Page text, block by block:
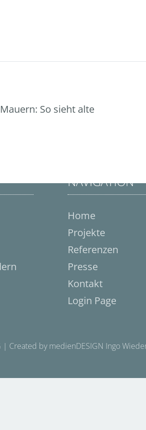
So sieht alte
NAVIGATION
Home
Projekte
Referenzen
Presse
Kontakt
Login Page
Created by medienDESIGN Ingo